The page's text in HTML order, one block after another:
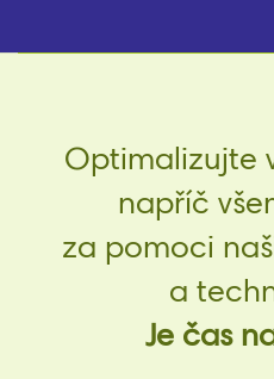
Optimalizujte
napříč
za pomoci
a
Je čas